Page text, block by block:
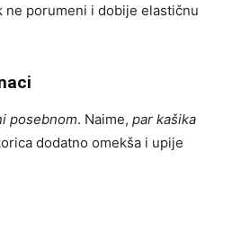
ne porumeni i dobije elastičnu
posebnom. Naime, par kašika
dodatno omekša i upije